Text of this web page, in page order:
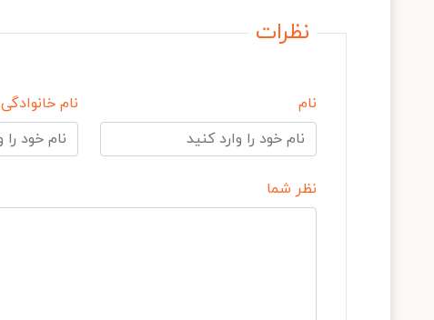
نظرات
نام نام خانوادگی
نظر شما